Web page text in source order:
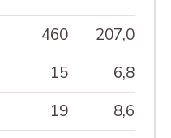
И
460
207,0
15
6,8
19
8,6